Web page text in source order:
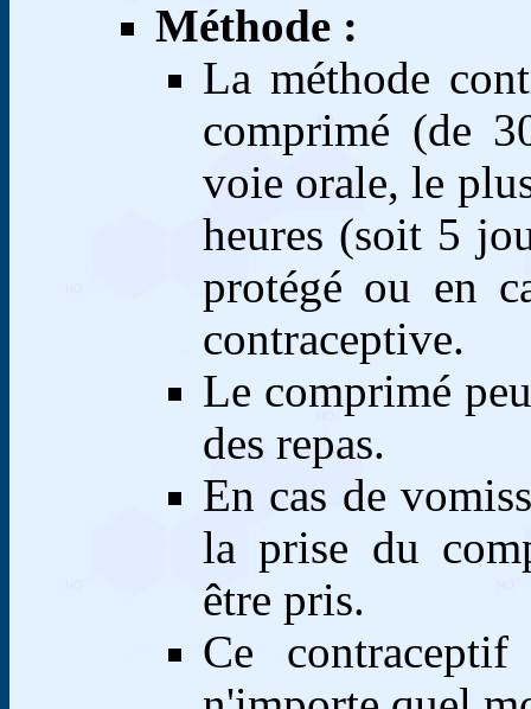
Méthode :
La méthode
comprimé (de
voie orale, le
heures (soit 5
protégé ou en
contraceptive.
Le comprimé
des repas.
En cas de
la prise du
être pris.
Ce